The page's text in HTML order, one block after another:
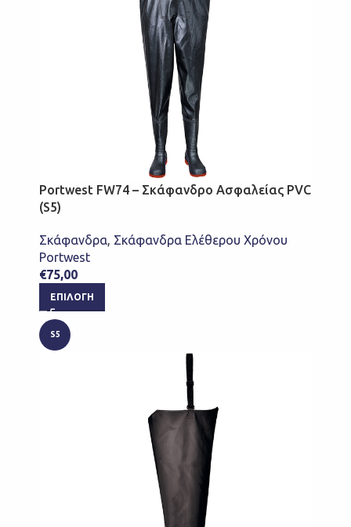
Portwest FW74 – Σκάφανδρο Ασφαλείας PVC
(S5)
Σκάφανδρα, Σκάφανδρα Ελέθερου Χρόνου
Portwest
€75,00
ΕΠΙΛΟΓΉ
S5